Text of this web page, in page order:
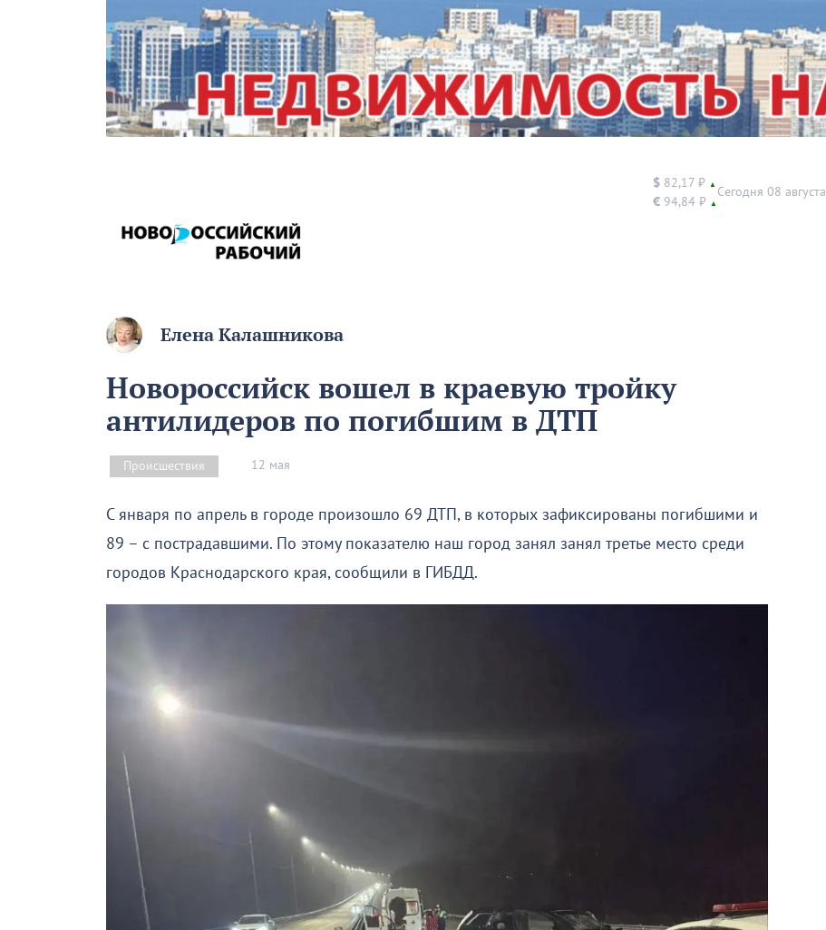
$ 82,17 ₽ ▲
€ 94,84 ₽ ▲
Сегодня 08 августа
Елена Калашникова
Новороссийск вошел в краевую тройку
антилидеров по погибшим в ДТП
Происшествия 12 мая
С января по апрель в городе произошло 69 ДТП, в которых зафиксированы погибшими и
89 – с пострадавшими. По этому показателю наш город занял занял третье место среди
городов Краснодарского края, сообщили в ГИБДД.